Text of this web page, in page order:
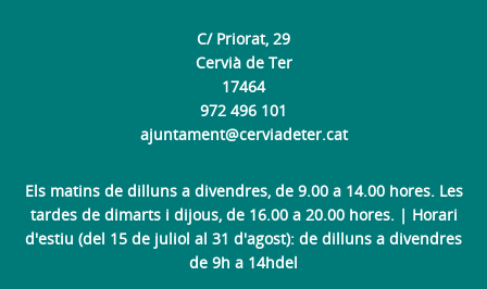
C/ Priorat, 29
Cervià de Ter
17464
972 496 101
ajuntament@cerviadeter.cat
Els matins de dilluns a divendres, de 9.00 a 14.00 hores. Les
tardes de dimarts i dijous, de 16.00 a 20.00 hores. | Horari
d'estiu (del 15 de juliol al 31 d'agost): de dilluns a divendres
de 9h a 14hdel